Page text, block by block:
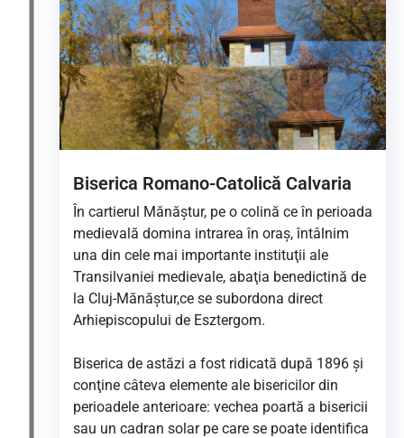
Biserica Romano-Catolică Calvaria
În cartierul Mănăştur, pe o colină ce în perioada
medievală domina intrarea în oraş, întâlnim
una din cele mai importante instituţii ale
Transilvaniei medievale, abaţia benedictină de
la Cluj-Mănăştur,ce se subordona direct
Arhiepiscopului de Esztergom.
Biserica de astăzi a fost ridicată după 1896 şi
conţine câteva elemente ale bisericilor din
perioadele anterioare: vechea poartă a bisericii
sau un cadran solar pe care se poate identifica